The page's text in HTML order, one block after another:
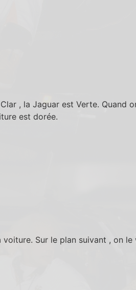
, la Jaguar est Verte. Quand
est dorée.
Sur le plan suivant , on le